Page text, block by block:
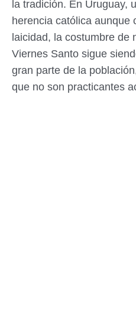
la tradición. En Uruguay,
herencia católica aunque
laicidad, la costumbre de
Viernes Santo sigue
gran parte de la
que no son practicantes